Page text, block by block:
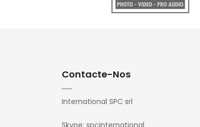
Contacte-Nos
International SPC srl
Skype: spcinternational